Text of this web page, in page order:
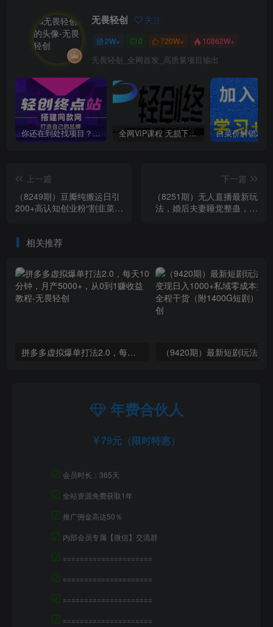
无畏轻创 关注
2W+ 0 720W+ 10862W+
无畏轻创_全网首发_高质量项目输出
你还在到处找项目？还在当韭菜？我靠卖项目一个月收入5万+，曾经我也是个失败者。 全网VIP课程 无损下载~
上一篇
（8249期）豆瓣纯搬运日引
200+高认知创业粉“割韭菜日
下一篇
（8251期）无人直播最新玩
法，婚后夫妻睡觉整蛊，礼
相关推荐
拼多多虚拟爆单打法2.0，每天10分钟，月产5000+，从0到1赚收益教程
年费合伙人
79元（限时特惠）
☑ 会员时长：365天
☑ 全站资源免费获取1年
☑ 推广佣金高达50％
☑ 内部会员专属【微信】交流群
☑ =====================
☑ =====================
☑ =====================
☑ =====================